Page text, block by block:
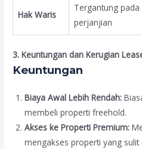
Hak Waris
Tergantung pada
perjanjian
3. Keuntungan dan Kerugian
Keuntungan
Biaya Awal Lebih Rendah:
membeli properti freehold.
Akses ke Properti Premium:
mengakses properti yang